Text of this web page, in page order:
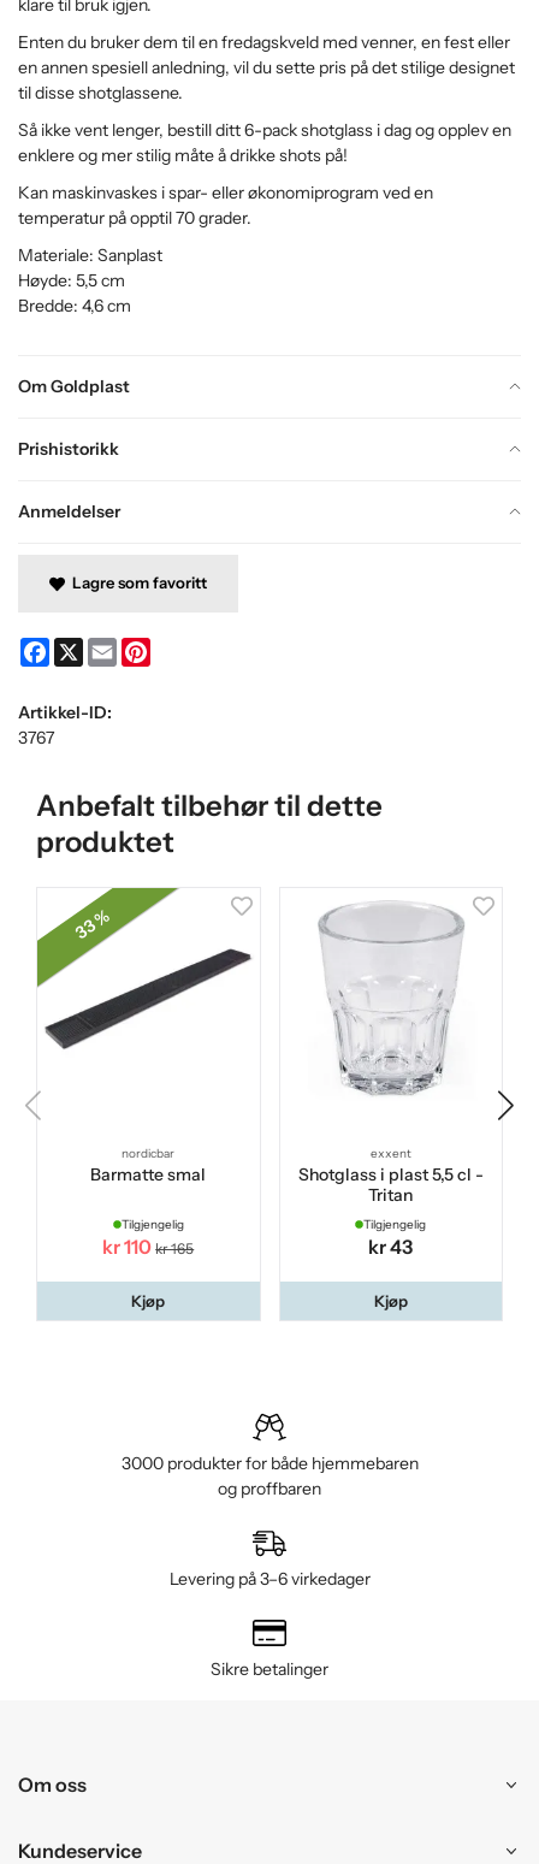
Om Goldplast
Prishistorikk
Anmeldelser
klare til bruk igjen.
Enten du bruker dem til en fredagskveld med venner, en fest eller
en annen spesiell anledning, vil du sette pris på det stilige designet
til disse shotglassene.
Så ikke vent lenger, bestill ditt 6-pack shotglass i dag og opplev en
enklere og mer stilig måte å drikke shots på!
Kan maskinvaskes i spar- eller økonomiprogram ved en
temperatur på opptil 70 grader.
Materiale: Sanplast
Høyde: 5,5 cm
Bredde: 4,6 cm
Lagre som favoritt
Facebook
X Email
Artikkel-ID:
3767
Anbefalt tilbehør til dette
produktet
33 %
nordicbar
Barmatte smal
Tilgjengelig
kr 110 kr 165
Kjøp
exxent
Shotglass i plast 5,5 cl -
Tritan
Tilgjengelig
kr 43
Kjøp
3000 produkter for både hjemmebaren
og proffbaren
Levering på 3–6 virkedager
Sikre betalinger
Om oss
Kundeservice